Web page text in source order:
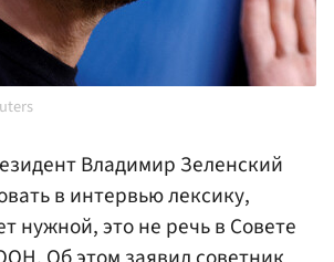
Владимир Зеленский
в интервью лексику,
нужной, это не речь в Совете